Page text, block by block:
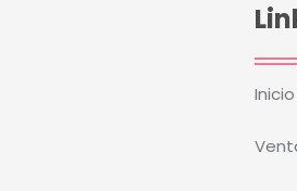
Inicio